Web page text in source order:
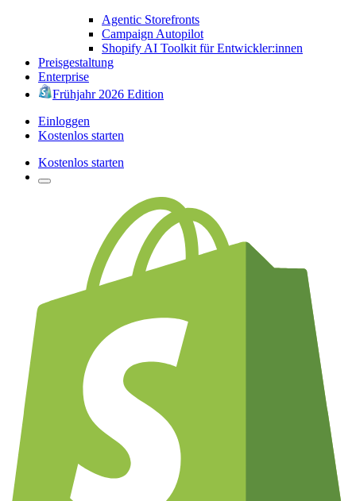
Agentic Storefronts
Campaign Autopilot
Shopify AI Toolkit für Entwickler:innen
Preisgestaltung
Enterprise
Frühjahr 2026 Edition
Einloggen
Kostenlos starten
Kostenlos starten